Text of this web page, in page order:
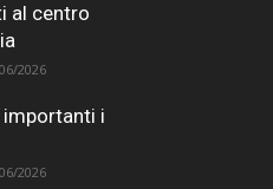
al centro
2026
importanti i
2026